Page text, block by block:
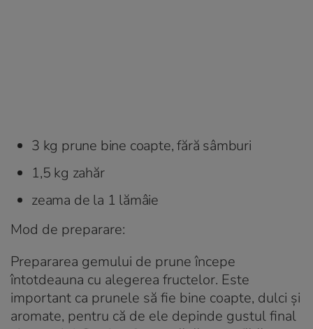
3 kg prune bine coapte, fără sâmburi
1,5 kg zahăr
zeama de la 1 lămâie
Mod de preparare:
Prepararea gemului de prune începe
întotdeauna cu alegerea fructelor. Este
important ca prunele să fie bine coapte, dulci și
aromate, pentru că de ele depinde gustul final